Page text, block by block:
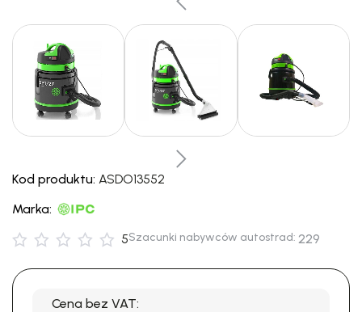
Kod produktu: ASDO13552
Marka:
5Szacunki nabywców autostrad: 229
Cena bez VAT: